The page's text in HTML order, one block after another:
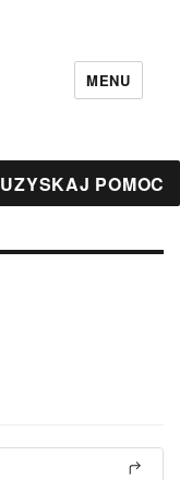
MENU
UZYSKAJ POMOC